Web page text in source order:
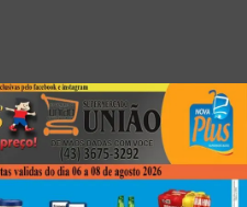
Next